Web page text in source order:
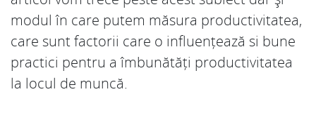
modul în care putem măsura productivitatea,
care sunt factorii care o influențează si bune
practici pentru a îmbunătăți productivitatea
la locul de muncă.